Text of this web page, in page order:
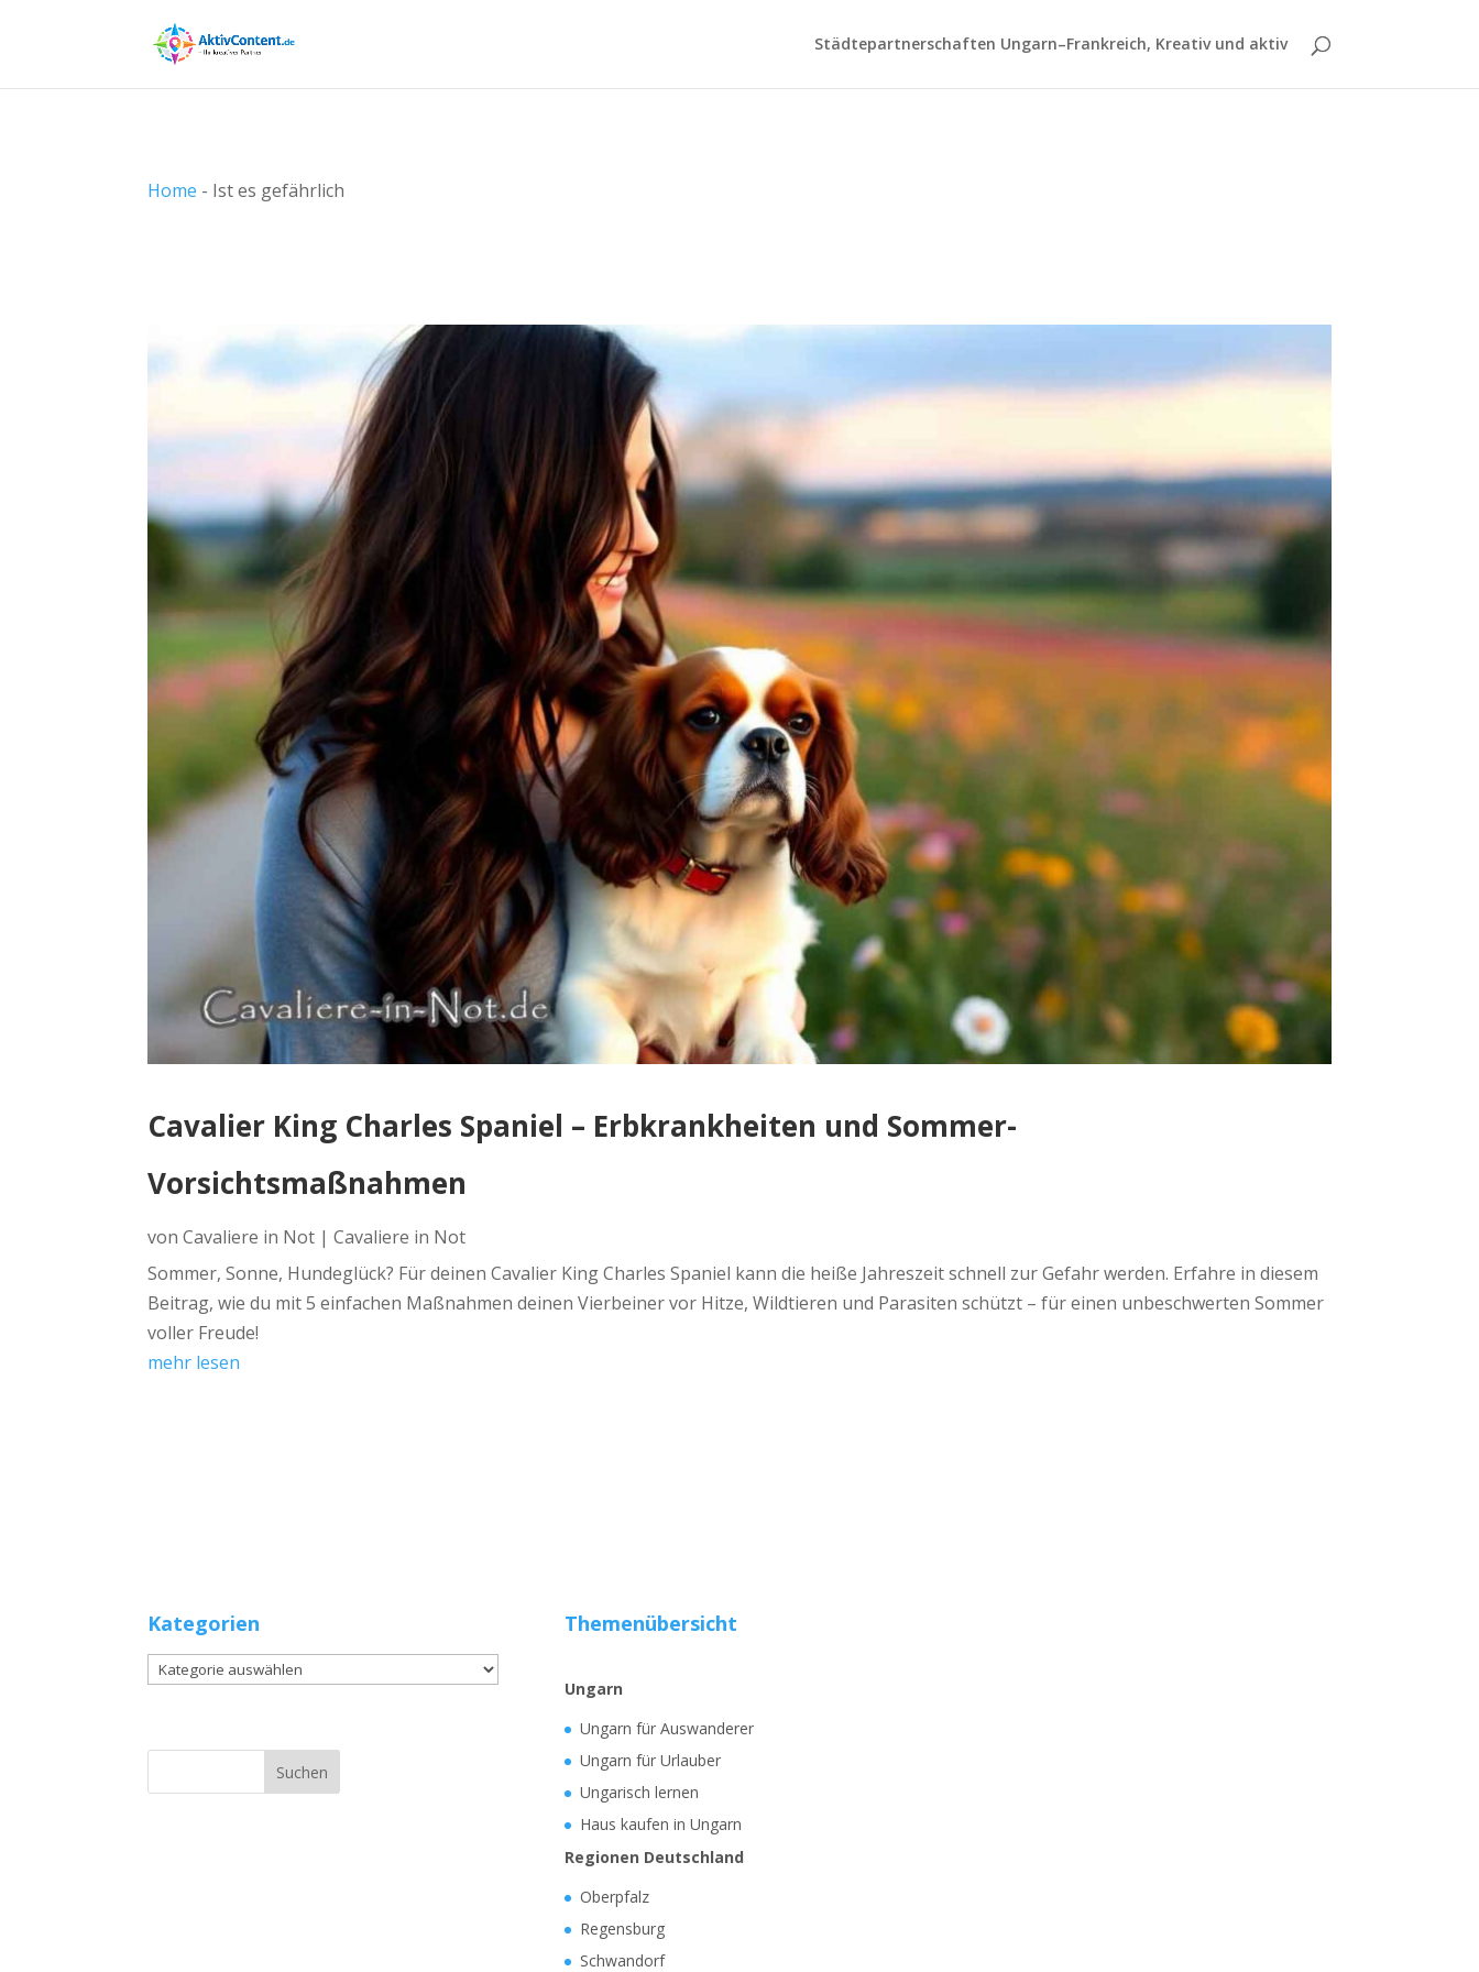
Städtepartnerschaften Ungarn–Frankreich, Kreativ und aktiv
Home - Ist es gefährlich
Cavalier King Charles Spaniel – Erbkrankheiten und Sommer-
Vorsichtsmaßnahmen
vonCavaliere in Not |Cavaliere in Not
Sommer, Sonne, Hundeglück? Für deinen Cavalier King Charles Spaniel kann die heiße Jahreszeit schnell zur Gefahr werden. Erfahre in diesem
Beitrag, wie du mit 5 einfachen Maßnahmen deinen Vierbeiner vor Hitze, Wildtieren und Parasiten schützt – für einen unbeschwerten Sommer
voller Freude!
mehr lesen
Kategorien
Kategorien
Themenübersicht
Ungarn
Ungarn für Auswanderer
Ungarn für Urlauber
Ungarisch lernen
Haus kaufen in Ungarn
Regionen Deutschland
Oberpfalz
Regensburg
Schwandorf